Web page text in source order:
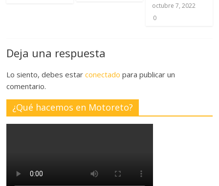
octubre 7, 2022
0
Deja una respuesta
Lo siento, debes estarconectado para publicar un
comentario.
¿Qué hacemos en Motoreto?